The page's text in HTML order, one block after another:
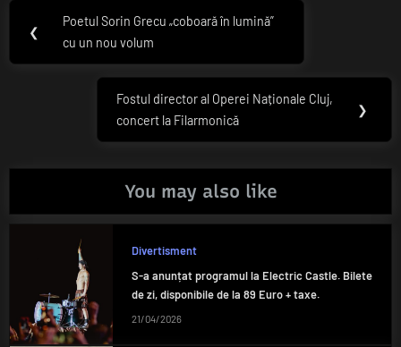
Navigare
articole
❮
Previous
Post:
Poetul Sorin Grecu „coboară în lumină”
cu un nou volum
Next
Post:
Fostul director al Operei Naționale Cluj,
concert la Filarmonică
❯
You may also like
Divertisment
S-a anunțat programul la Electric Castle. Bilete
de zi, disponibile de la 89 Euro + taxe.
21/04/2026